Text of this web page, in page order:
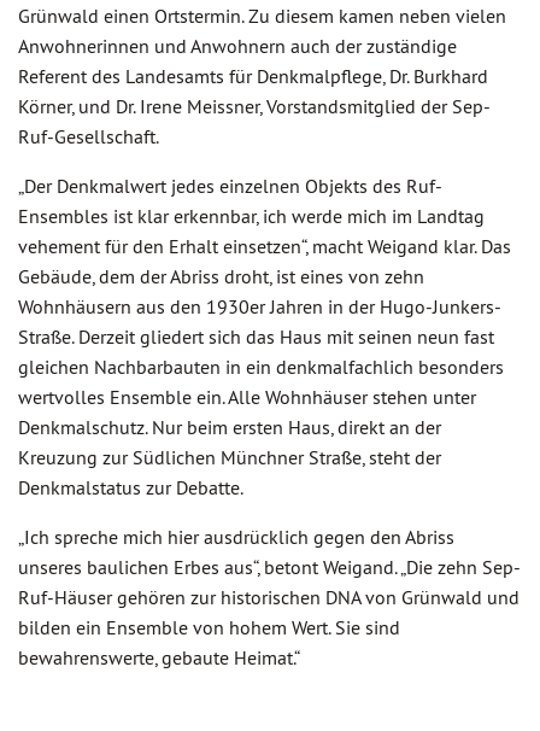
Grünwald einen Ortstermin. Zu diesem kamen neben vielen
Anwohnerinnen und Anwohnern auch der zuständige
Referent des Landesamts für Denkmalpflege, Dr. Burkhard
Körner, und Dr. Irene Meissner, Vorstandsmitglied der Sep-
Ruf-Gesellschaft.
„Der Denkmalwert jedes einzelnen Objekts des Ruf-
Ensembles ist klar erkennbar, ich werde mich im Landtag
vehement für den Erhalt einsetzen“, macht Weigand klar. Das
Gebäude, dem der Abriss droht, ist eines von zehn
Wohnhäusern aus den 1930er Jahren in der Hugo-Junkers-
Straße. Derzeit gliedert sich das Haus mit seinen neun fast
gleichen Nachbarbauten in ein denkmalfachlich besonders
wertvolles Ensemble ein. Alle Wohnhäuser stehen unter
Denkmalschutz. Nur beim ersten Haus, direkt an der
Kreuzung zur Südlichen Münchner Straße, steht der
Denkmalstatus zur Debatte.
„Ich spreche mich hier ausdrücklich gegen den Abriss
unseres baulichen Erbes aus“, betont Weigand. „Die zehn Sep-
Ruf-Häuser gehören zur historischen DNA von Grünwald und
bilden ein Ensemble von hohem Wert. Sie sind
bewahrenswerte, gebaute Heimat.“